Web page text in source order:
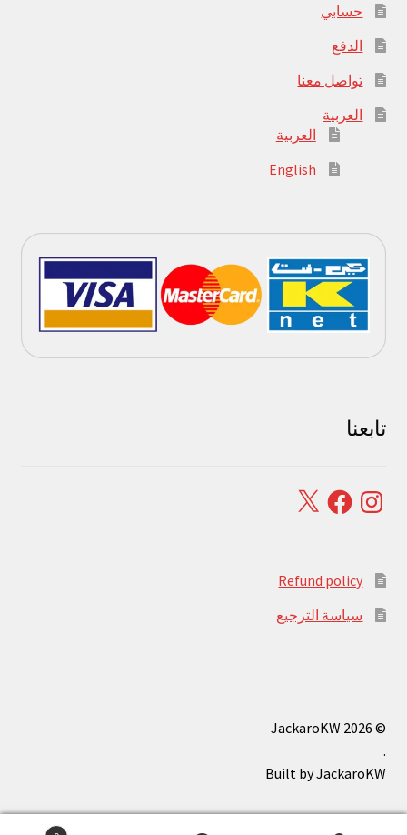
حسابي
الدفع
تواصل معنا
العربية
العربية
English
تابعنا
Instagram
Facebook
X
Refund policy
سياسة الترجيع
© JackaroKW 2026
.